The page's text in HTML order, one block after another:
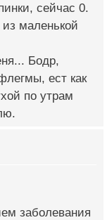
сейчас 0.
маленькой
Бодр,
ест как
по утрам
заболевания